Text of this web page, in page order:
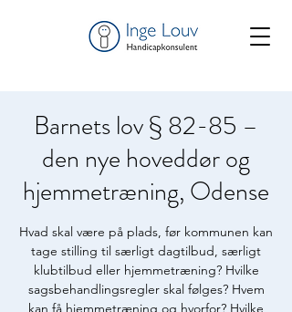
Barnets lov § 82-85 –
den nye hoveddør og
hjemmetræning, Odense
Hvad skal være på plads, før kommunen kan
tage stilling til særligt dagtilbud, særligt
klubtilbud eller hjemmetræning? Hvilke
sagsbehandlingsregler skal følges? Hvem
kan få hjemmetræning og hvorfor? Hvilke